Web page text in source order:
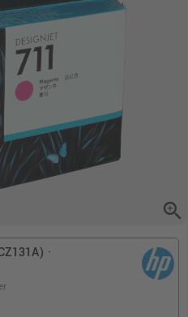
zoom_in
·